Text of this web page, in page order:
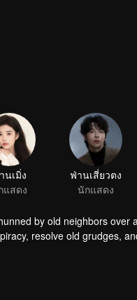
นเมิ่ง
แสดง
ฟ่านเสี่ยวตง
นักแสดง
by old neighbors
resolve old grudges,